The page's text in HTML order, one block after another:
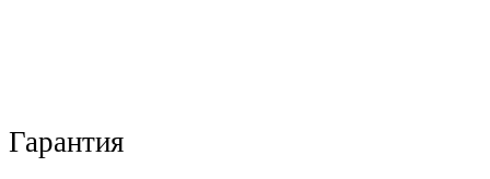
Гарантия